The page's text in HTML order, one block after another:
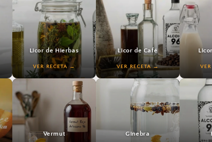
Licor de Hierbas
VER RECETA
VER RECETA
Licor de Café
VER RECETA
VER RECETA VER
Vermut Ginebra